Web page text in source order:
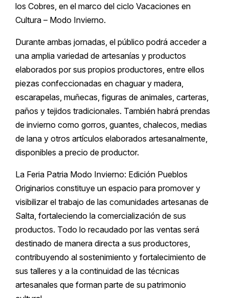
los Cobres, en el marco del ciclo Vacaciones en
Cultura – Modo Invierno.
Durante ambas jornadas, el público podrá acceder a
una amplia variedad de artesanías y productos
elaborados por sus propios productores, entre ellos
piezas confeccionadas en chaguar y madera,
escarapelas, muñecas, figuras de animales, carteras,
paños y tejidos tradicionales. También habrá prendas
de invierno como gorros, guantes, chalecos, medias
de lana y otros artículos elaborados artesanalmente,
disponibles a precio de productor.
La Feria Patria Modo Invierno: Edición Pueblos
Originarios constituye un espacio para promover y
visibilizar el trabajo de las comunidades artesanas de
Salta, fortaleciendo la comercialización de sus
productos. Todo lo recaudado por las ventas será
destinado de manera directa a sus productores,
contribuyendo al sostenimiento y fortalecimiento de
sus talleres y a la continuidad de las técnicas
artesanales que forman parte de su patrimonio